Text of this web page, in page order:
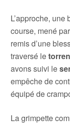
L’approche, une
course, mené
remis d’une
traversé le
avons suivi le
empêche de
équipé de
La grimpette